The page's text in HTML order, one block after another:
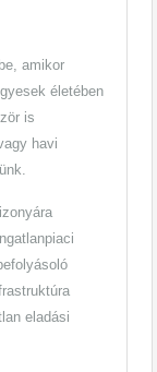
amikor
életében
is
havi
eladási